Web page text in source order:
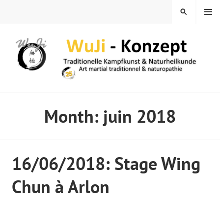
MENU
SEARCH
Month: juin 2018
16/06/2018: Stage Wing
Chun à Arlon